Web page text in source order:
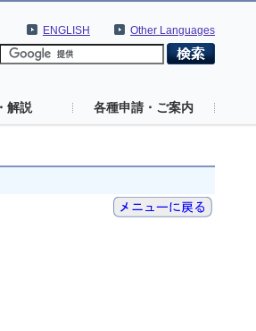
Other Languages
ENGLISH
解説 各種申請・ご案内